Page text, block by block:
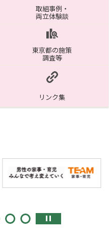
取組事例・
両立体験談
東京都の施策
調査等
リンク集